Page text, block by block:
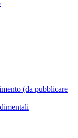
(da pubblicare